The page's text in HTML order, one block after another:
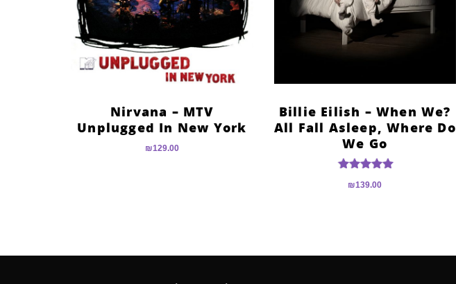
?Billie Eilish – When We
All Fall Asleep, Where Do
We Go
5.00
₪139.00
Nirvana – MTV
Unplugged In New York
₪129.00